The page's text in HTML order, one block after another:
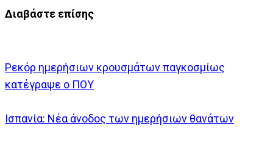
Διαβάστε επίσης
Ρεκόρ ημερήσιων κρουσμάτων παγκοσμίως
κατέγραψε ο ΠΟΥ
Ισπανία: Νέα άνοδος των ημερήσιων θανάτων